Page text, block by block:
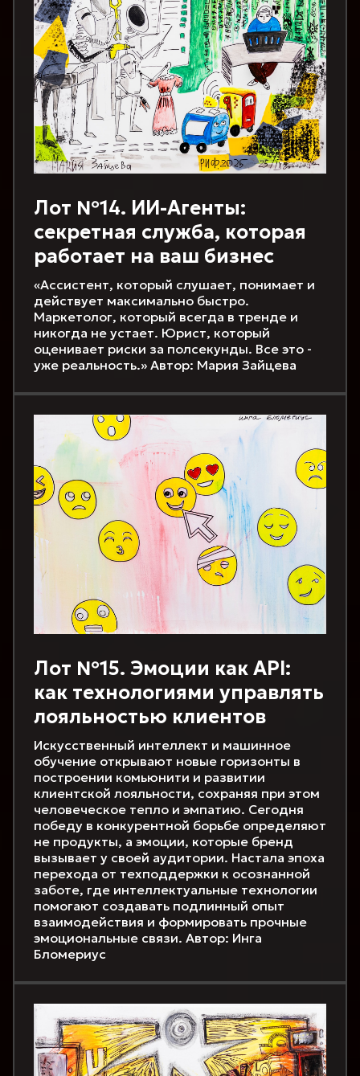
Лот №14. ИИ-Агенты:
секретная служба, которая
работает на ваш бизнес
«Ассистент, который слушает, понимает и
действует максимально быстро.
Маркетолог, который всегда в тренде и
никогда не устает. Юрист, который
оценивает риски за полсекунды. Все это -
уже реальность.» Автор: Мария Зайцева
Лот №15. Эмоции как API:
как технологиями управлять
лояльностью клиентов
Искусственный интеллект и машинное
обучение открывают новые горизонты в
построении комьюнити и развитии
клиентской лояльности, сохраняя при этом
человеческое тепло и эмпатию. Сегодня
победу в конкурентной борьбе определяют
не продукты, а эмоции, которые бренд
вызывает у своей аудитории. Настала эпоха
перехода от техподдержки к осознанной
заботе, где интеллектуальные технологии
помогают создавать подлинный опыт
взаимодействия и формировать прочные
эмоциональные связи. Автор: Инга
Бломериус